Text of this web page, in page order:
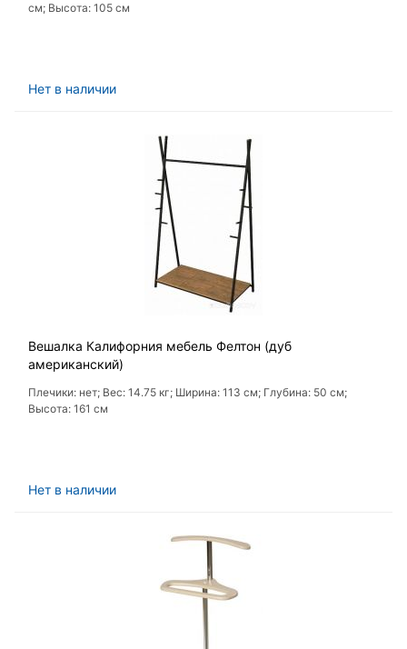
см; Высота: 105 см
Нет в наличии
Вешалка Калифорния мебель Фелтон (дуб
американский)
Плечики: нет; Вес: 14.75 кг; Ширина: 113 см; Глубина: 50 см;
Высота: 161 см
Нет в наличии